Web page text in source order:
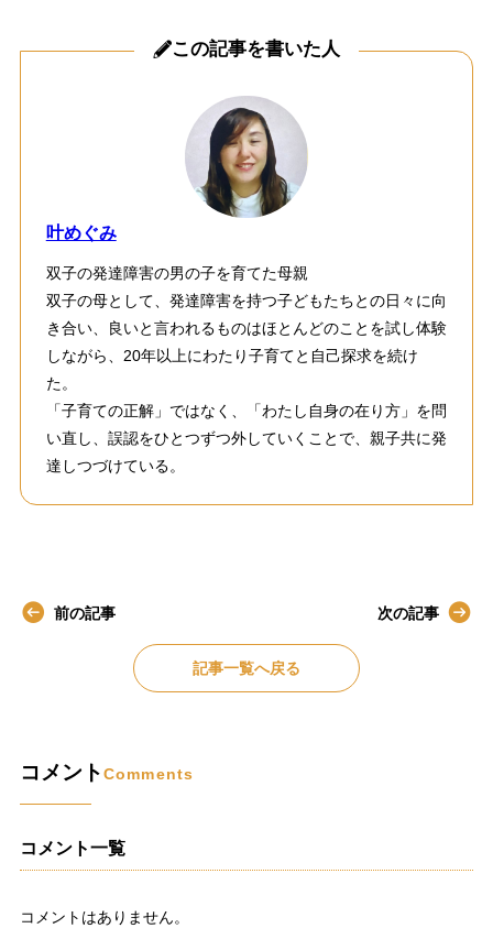
この記事を書いた人
叶めぐみ
双子の発達障害の男の子を育てた母親
双子の母として、発達障害を持つ子どもたちとの日々に向
き合い、良いと言われるものはほとんどのことを試し体験
しながら、20年以上にわたり子育てと自己探求を続け
た。
「子育ての正解」ではなく、「わたし自身の在り方」を問
い直し、誤認をひとつずつ外していくことで、親子共に発
達しつづけている。
前の記事
記事一覧へ戻る
次の記事
コメントComments
コメント一覧
コメントはありません。